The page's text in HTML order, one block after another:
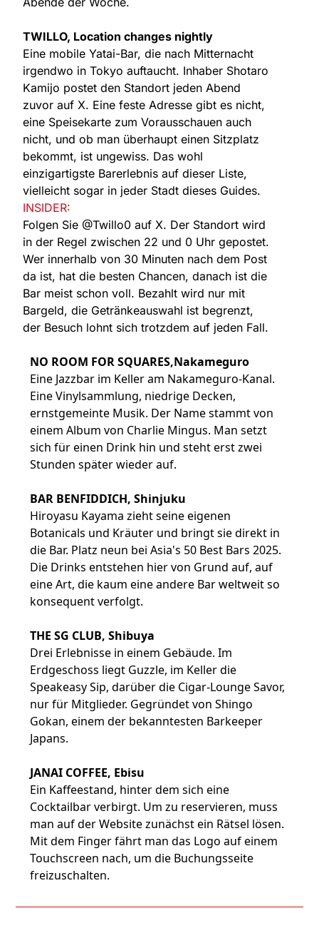
TWILLO, Location changes nightly
Eine mobile Yatai-Bar, die nach Mitternacht
irgendwo in Tokyo auftaucht. Inhaber Shotaro
Kamijo postet den Standort jeden Abend
zuvor auf X. Eine feste Adresse gibt es nicht,
eine Speisekarte zum Vorausschauen auch
nicht, und ob man überhaupt einen Sitzplatz
bekommt, ist ungewiss. Das wohl
einzigartigste Barerlebnis auf dieser Liste,
vielleicht sogar in jeder Stadt dieses Guides.
INSIDER:
Folgen Sie @Twillo0 auf X. Der Standort wird
in der Regel zwischen 22 und 0 Uhr gepostet.
Wer innerhalb von 30 Minuten nach dem Post
da ist, hat die besten Chancen, danach ist die
Bar meist schon voll. Bezahlt wird nur mit
Bargeld, die Getränkeauswahl ist begrenzt,
der Besuch lohnt sich trotzdem auf jeden Fall.
NO ROOM FOR SQUARES,Nakameguro
Eine Jazzbar im Keller am Nakameguro-Kanal.
Eine Vinylsammlung, niedrige Decken,
ernstgemeinte Musik. Der Name stammt von
einem Album von Charlie Mingus. Man setzt
sich für einen Drink hin und steht erst zwei
Stunden später wieder auf.
BAR BENFIDDICH, Shinjuku
Hiroyasu Kayama zieht seine eigenen
Botanicals und Kräuter und bringt sie direkt in
die Bar. Platz neun bei Asia's 50 Best Bars 2025.
Die Drinks entstehen hier von Grund auf, auf
eine Art, die kaum eine andere Bar weltweit so
konsequent verfolgt.
THE SG CLUB, Shibuya
Drei Erlebnisse in einem Gebäude. Im
Erdgeschoss liegt Guzzle, im Keller die
Speakeasy Sip, darüber die Cigar-Lounge Savor,
nur für Mitglieder. Gegründet von Shingo
Gokan, einem der bekanntesten Barkeeper
Japans.
JANAI COFFEE, Ebisu
Ein Kaffeestand, hinter dem sich eine
Cocktailbar verbirgt. Um zu reservieren, muss
man auf der Website zunächst ein Rätsel lösen.
Mit dem Finger fährt man das Logo auf einem
Touchscreen nach, um die Buchungsseite
freizuschalten.